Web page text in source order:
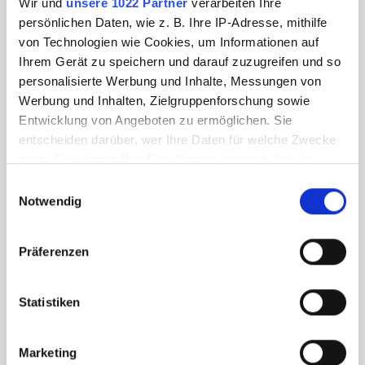
Wir und unsere 1022 Partner verarbeiten Ihre
persönlichen Daten, wie z. B. Ihre IP-Adresse, mithilfe
von Technologien wie Cookies, um Informationen auf
Ihrem Gerät zu speichern und darauf zuzugreifen und so
personalisierte Werbung und Inhalte, Messungen von
Werbung und Inhalten, Zielgruppenforschung sowie
Entwicklung von Angeboten zu ermöglichen. Sie
entscheiden darüber, wer Ihre Daten für welche Zwecke
Trigger Symbol ändern oder widerrufen
Informationen über Ihre geografische Lage
können
bestimmten Merkmalen (Fingerprinting) identifizieren
Erfahren Sie mehr darüber, wie Ihre persönlichen Daten
Notwendig
Präferenzen
Statistiken
Marketing
Bodenhalter für Displays 45958xx Eisen